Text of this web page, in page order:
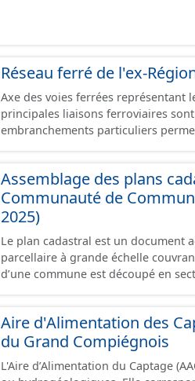
concernant la fauche, l'élagage, le
plantation de haies (haie basse, haie
Réseau ferré de l'ex-
Axe des voies ferrées représentant
principales liaisons ferroviaires
embranchements particuliers
Assemblage des plans
Communauté de
2025)
Le plan cadastral est un document
parcellaire à grande échelle
d’une commune est découpé en
dans un même lieudit et
au format vecteur est issu
papier ou raster réalisée dans le
territoriales. Les plans cadastraux
Aire d'Alimentation des
du Grand Compiégnois
L'Aire d’Alimentation du Captage